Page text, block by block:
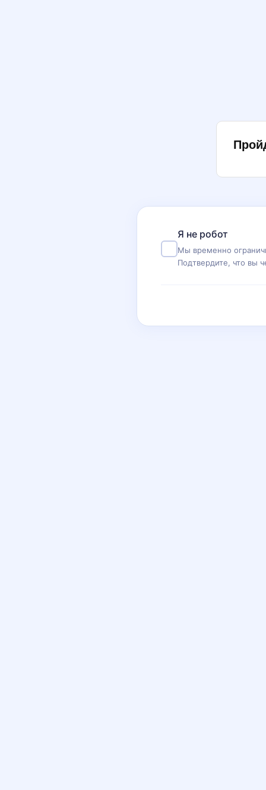
Я не робот
Мы временно
Подтвердите, что вы